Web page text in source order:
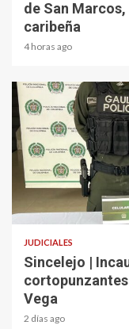
de San
caribeña
4 horas ago
2 min read
JUDICIALES
Sincelejo |
Vega
2 días ago